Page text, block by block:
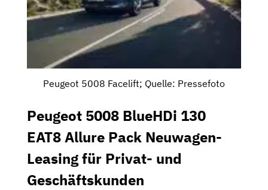
Peugeot 5008 Facelift; Quelle: Pressefoto
Peugeot 5008 BlueHDi 130
EAT8 Allure Pack Neuwagen-
Leasing für Privat- und
Geschäftskunden